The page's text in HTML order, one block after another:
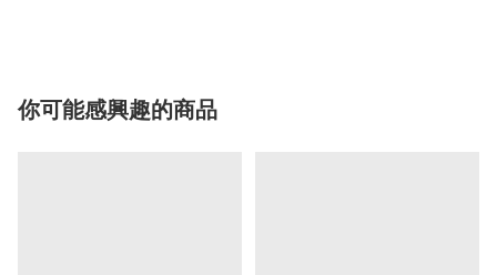
你可能感興趣的商品